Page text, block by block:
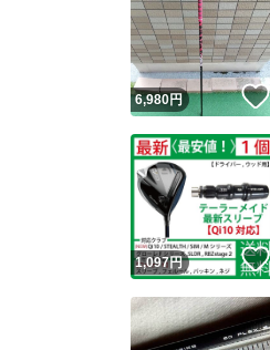
6,980円
1,097円